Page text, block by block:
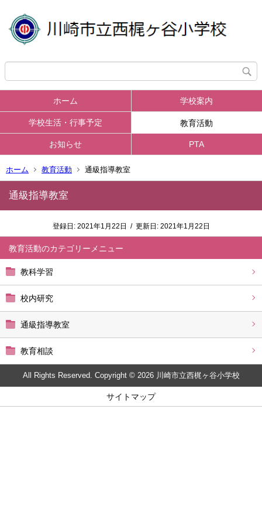
ホーム 学校案内
学校生活・行事予定 教育活動
お知らせ PTA
ホーム 教育活動 通級指導教室
教育活動
教科学習
校内研究
通級指導教室
教育相談
通級指導教室
登録日: 2021年1月22日 / 更新日: 2021年1月22日
All Rights Reserved. Copyright © 2026 川崎市立西梶ヶ谷小学校
サイトマップ